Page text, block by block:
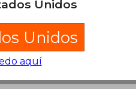
ha desarrollado diversas
el paradigma garantista y
la Tierra que responda a los
Ferrajoli goza de amplio
y es una figura clave en
sobre el libro
Unidos
Unidos
aquí